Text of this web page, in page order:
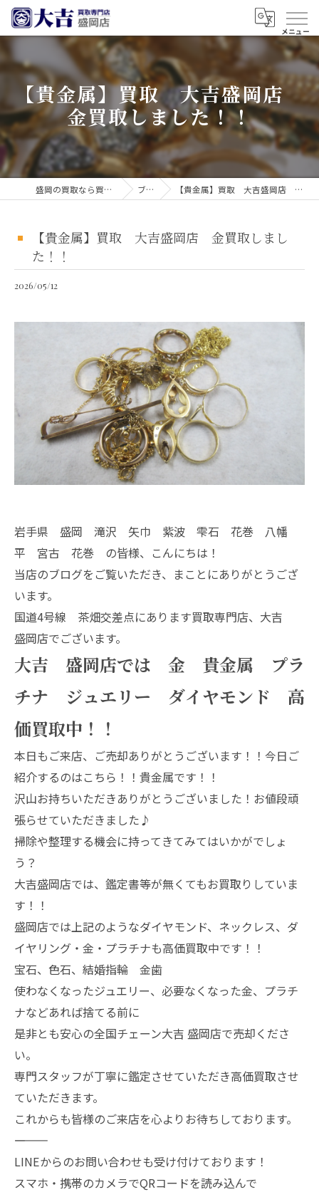
【貴金属】買取 大吉盛岡店
金買取しました！！
盛岡の買取なら買取大吉 盛岡店 ブログ 【貴金属】買取 大吉盛岡店 金買取しました！！
【貴金属】買取 大吉盛岡店 金買取しまし
た！！
2026/05/12
岩手県 盛岡 滝沢 矢巾 紫波 雫石 花巻 八幡
平 宮古 花巻 の皆様、こんにちは！
当店のブログをご覧いただき、まことにありがとうござ
います。
国道4号線 茶畑交差点にあります買取専門店、大吉
盛岡店でございます。
大吉 盛岡店では 金 貴金属 プラ
チナ ジュエリー ダイヤモンド 高
価買取中！！
本日もご来店、ご売却ありがとうございます！！今日ご
紹介するのはこちら！！貴金属です！！
沢山お持ちいただきありがとうございました！お値段頑
張らせていただきました♪
掃除や整理する機会に持ってきてみてはいかがでしょ
う？
大吉盛岡店では、鑑定書等が無くてもお買取りしていま
す！！
盛岡店では上記のようなダイヤモンド、ネックレス、ダ
イヤリング・金・プラチナも高価買取中です！！
宝石、色石、結婚指輪 金歯
使わなくなったジュエリー、必要なくなった金、プラチ
ナなどあれば捨てる前に
是非とも安心の全国チェーン大吉 盛岡店で売却くださ
い。
専門スタッフが丁寧に鑑定させていただき高価買取させ
ていただきます。
これからも皆様のご来店を心よりお待ちしております。
―――――――
LINEからのお問い合わせも受け付けております！
スマホ・携帯のカメラでQRコードを読み込んで